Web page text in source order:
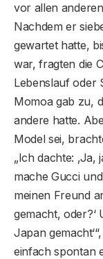
vor allen
Nachdem er
gewartet hatte,
war, fragten die
Lebenslauf oder
Momoa gab zu,
andere hatte.
Model sei,
„Ich dachte:
mache Gucci
meinen Freund
gemacht, oder?‘
Japan
einfach spontan